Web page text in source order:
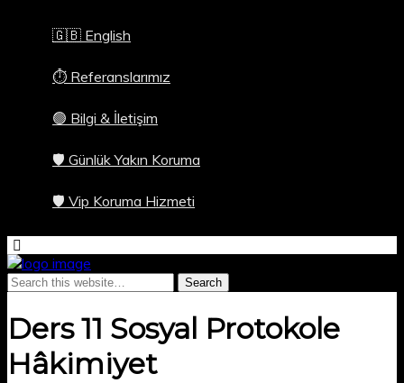
🇬🇧 English
⏱️ Referanslarımız
🟢 Bilgi & İletişim
🛡️ Günlük Yakın Koruma
🛡️ Vip Koruma Hizmeti
Ders 11 Sosyal Protokole
Hâkimiyet